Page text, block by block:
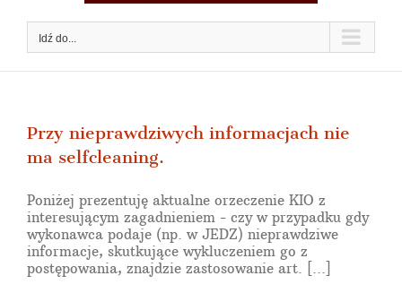
Idź do...
Przy nieprawdziwych informacjach nie
ma selfcleaning.
Poniżej prezentuję aktualne orzeczenie KIO z
interesującym zagadnieniem - czy w przypadku gdy
wykonawca podaje (np. w JEDZ) nieprawdziwe
informacje, skutkujące wykluczeniem go z
postępowania, znajdzie zastosowanie art. [...]